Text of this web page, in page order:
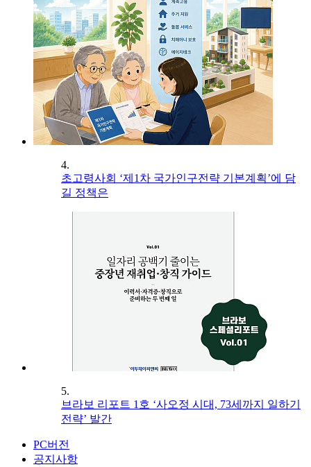
4.
초고령사회 ‘제1차 국가인구전략 기본계획’에 담
길 정책은
5.
브라보 리포트 1호 ‘사오정 시대, 73세까지 일하기
전략’ 발간
PC버전
공지사항